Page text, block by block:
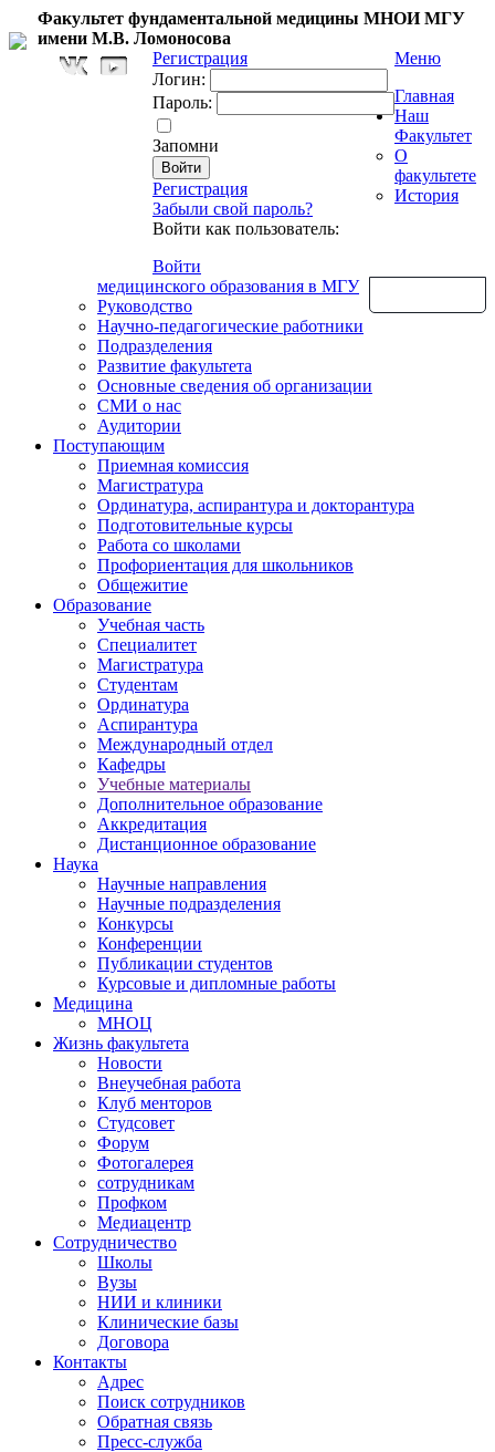
Факультет фундаментальной медицины МНОИ МГУ
имени М.В. Ломоносова
Регистрация
Логин:
Пароль:
Запомни
Регистрация
Забыли свой пароль?
Войти как пользователь:
Войти
Меню
Главная
Наш
Факультет
О
факультете
История
медицинского образования в МГУ
Руководство
Научно-педагогические работники
Подразделения
Развитие факультета
Основные сведения об организации
СМИ о нас
Аудитории
Поступающим
Приемная комиссия
Магистратура
Ординатура, аспирантура и докторантура
Подготовительные курсы
Работа со школами
Профориентация для школьников
Общежитие
Образование
Учебная часть
Специалитет
Магистратура
Студентам
Ординатура
Аспирантура
Международный отдел
Кафедры
Учебные материалы
Дополнительное образование
Аккредитация
Дистанционное образование
Наука
Научные направления
Научные подразделения
Конкурсы
Конференции
Публикации студентов
Курсовые и дипломные работы
Медицина
МНОЦ
Жизнь факультета
Новости
Внеучебная работа
Клуб менторов
Студсовет
Форум
Фотогалерея
сотрудникам
Профком
Медиацентр
Сотрудничество
Школы
Вузы
НИИ и клиники
Клинические базы
Договора
Контакты
Адрес
Поиск сотрудников
Обратная связь
Пресс-служба